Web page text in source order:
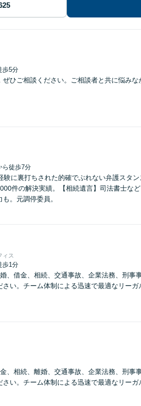
歩5分
ひご相談ください。ご相談者と共に悩みな
ら徒歩7分
験に裏打ちされた的確でぶれない弁護スタ
件の解決実績。【相続遺言】司法書士な
。元調停委員。
ィス
歩1分
、借金、相続、交通事故、企業法務、刑事
い。チーム体制による迅速で最適なリーガ
、相続、離婚、交通事故、企業法務、刑事
い。チーム体制による迅速で最適なリーガ